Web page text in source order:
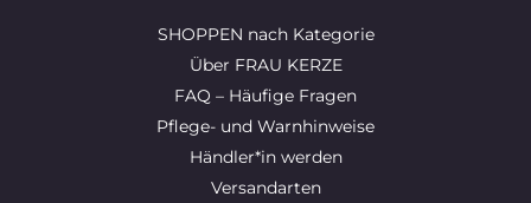
SHOPPEN nach Kategorie
Über FRAU KERZE
FAQ – Häufige Fragen
Pflege- und Warnhinweise
Händler*in werden
Versandarten